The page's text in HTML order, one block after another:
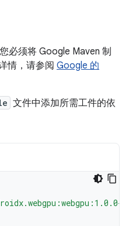
必须将 Google Maven 制
情，请参阅 Google 的
文件中添加所需工件的依